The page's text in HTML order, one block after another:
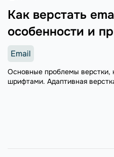
Как верстать
особенности и
Email
Основные проблемы верстки,
шрифтами. Адаптивная